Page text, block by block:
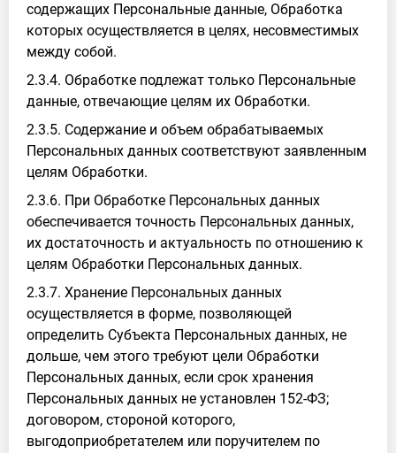
содержащих Персональные данные, Обработка
которых осуществляется в целях, несовместимых
между собой.
2.3.4. Обработке подлежат только Персональные
данные, отвечающие целям их Обработки.
2.3.5. Содержание и объем обрабатываемых
Персональных данных соответствуют заявленным
целям Обработки.
2.3.6. При Обработке Персональных данных
обеспечивается точность Персональных данных,
их достаточность и актуальность по отношению к
целям Обработки Персональных данных.
2.3.7. Хранение Персональных данных
осуществляется в форме, позволяющей
определить Субъекта Персональных данных, не
дольше, чем этого требуют цели Обработки
Персональных данных, если срок хранения
Персональных данных не установлен 152-ФЗ;
договором, стороной которого,
выгодоприобретателем или поручителем по